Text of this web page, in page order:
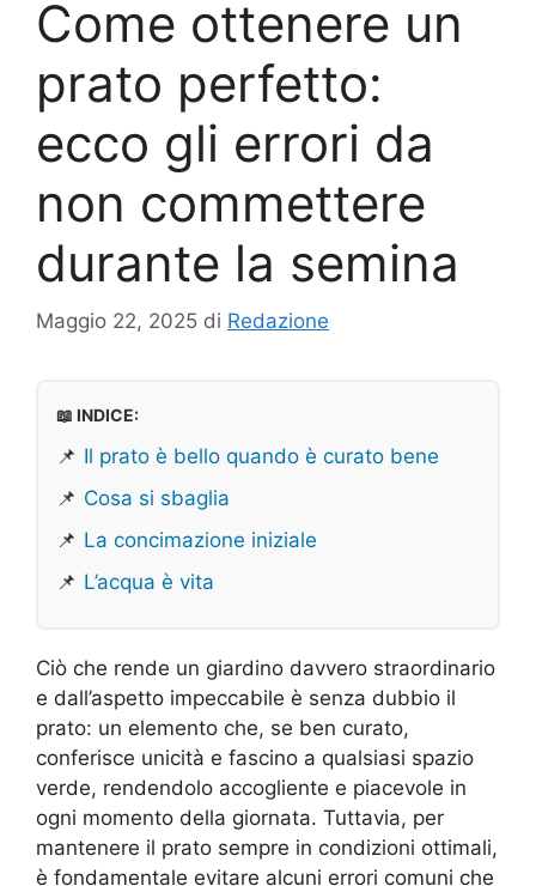
Come ottenere un
prato perfetto:
ecco gli errori da
non commettere
durante la semina
Maggio 22, 2025 di Redazione
📖 INDICE:
📌 Il prato è bello quando è curato bene
📌 Cosa si sbaglia
📌 La concimazione iniziale
📌 L’acqua è vita
Ciò che rende un giardino davvero straordinario
e dall’aspetto impeccabile è senza dubbio il
prato: un elemento che, se ben curato,
conferisce unicità e fascino a qualsiasi spazio
verde, rendendolo accogliente e piacevole in
ogni momento della giornata. Tuttavia, per
mantenere il prato sempre in condizioni ottimali,
è fondamentale evitare alcuni errori comuni che